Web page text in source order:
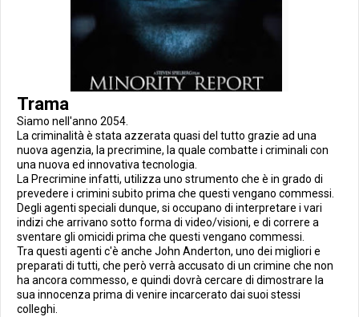
Trama
Siamo nell'anno 2054.
La criminalità è stata azzerata quasi del tutto grazie ad una
nuova agenzia, la precrimine, la quale combatte i criminali con
una nuova ed innovativa tecnologia.
La Precrimine infatti, utilizza uno strumento che è in grado di
prevedere i crimini subito prima che questi vengano commessi.
Degli agenti speciali dunque, si occupano di interpretare i vari
indizi che arrivano sotto forma di video/visioni, e di correre a
sventare gli omicidi prima che questi vengano commessi.
Tra questi agenti c'è anche John Anderton, uno dei migliori e
preparati di tutti, che però verrà accusato di un crimine che non
ha ancora commesso, e quindi dovrà cercare di dimostrare la
sua innocenza prima di venire incarcerato dai suoi stessi
colleghi.